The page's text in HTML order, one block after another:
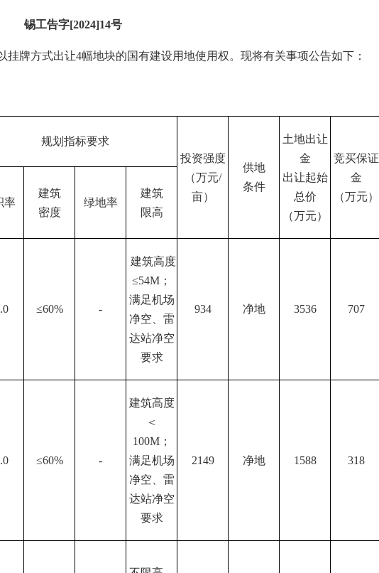
锡工告字[2024]14号
挂牌方式出让4幅地块的国有建设用地使用权。现将有关事项公告如下：
规划指标要求
投资强度
（万元/
亩）
供地
条件
土地出让
金
出让起始
总价
（万元）
竞买保证
金
（万元）
率
建筑
密度
绿地率
建筑
限高
≤60% -
建筑高度
≤54M；
满足机场
净空、雷
达站净空
要求
934 净地 3536 707
≤60% -
建筑高度
＜
100M；
满足机场
净空、雷
达站净空
要求
2149 净地 1588 318